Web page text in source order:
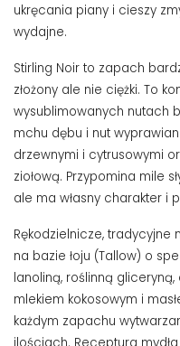
ukręcania piany i cieszy
wydajne.
Stirling Noir to zapach
złożony ale nie ciężki. To
wysublimowanych nutach
mchu dębu i nut
drzewnymi i cytrusowymi
ziołową. Przypomina mile
ale ma własny charakter i
Rękodzielnicze, tradycyjne
na bazie łoju (Tallow) o
lanoliną, roślinną gliceryną,
mlekiem kokosowym i
każdym zapachu